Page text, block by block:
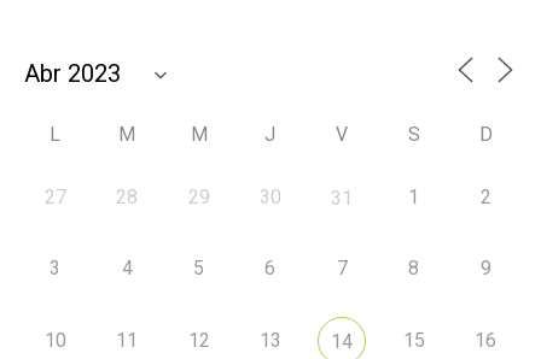
L M M J V S D
27 28 29 30 31 1 2
3 4 5 6 7 8 9
10 11 12 13 14 15 16